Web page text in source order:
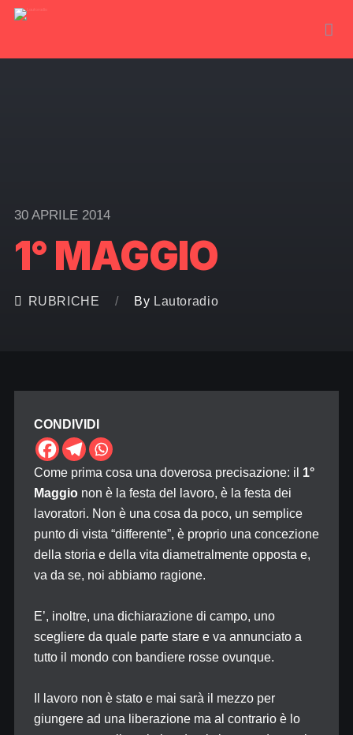
30 APRILE 2014
1° MAGGIO
RUBRICHE By Lautoradio
CONDIVIDI
Come prima cosa una doverosa precisazione: il 1°
Maggionon è la festa del lavoro, è la festa dei
lavoratori. Non è una cosa da poco, un semplice
punto di vista “differente”, è proprio una concezione
della storia e della vita diametralmente opposta e,
va da se, noi abbiamo ragione.
E’, inoltre, una dichiarazione di campo, uno
scegliere da quale parte stare e va annunciato a
tutto il mondo con bandiere rosse ovunque.
Il lavoro non è stato e mai sarà il mezzo per
giungere ad una liberazione ma al contrario è lo